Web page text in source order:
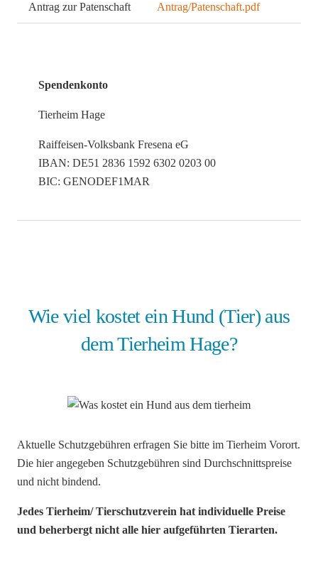
Antrag zur Patenschaft Antrag/Patenschaft.pdf
Spendenkonto
Tierheim Hage
Raiffeisen-Volksbank Fresena eG
IBAN: DE51 2836 1592 6302 0203 00
BIC: GENODEF1MAR
Wie viel kostet ein Hund (Tier) aus
dem Tierheim Hage?
Aktuelle Schutzgebühren erfragen Sie bitte im Tierheim Vorort.
Die hier angegeben Schutzgebühren sind Durchschnittspreise
und nicht bindend.
Jedes Tierheim/ Tierschutzverein hat individuelle Preise
und beherbergt nicht alle hier aufgeführten Tierarten.